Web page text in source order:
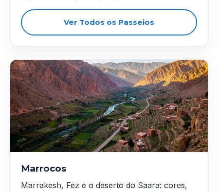
Ver Todos os Passeios
Marrocos
Marrakesh, Fez e o deserto do Saara: cores,